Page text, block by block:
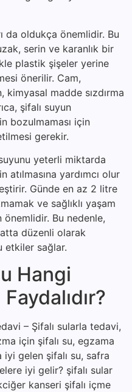
da oldukça önemlidir. Bu
serin ve karanlık bir
plastik şişeler yerine
önerilir. Cam,
madde sızdırma
şifalı suyun
bozulmaması için
gerekir.
suyunu yeterli miktarda
yardımcı olur
Günde en az 2 litre
ve sağlıklı yaşam
önemlidir. Bu nedenle,
düzenli olarak
etkiler sağlar.
Hangi
– Şifalı sularla tedavi,
için şifalı su, egzama
iyi gelen şifalı su, safra
iyi gelir? şifalı sular
kanseri şifalı içme